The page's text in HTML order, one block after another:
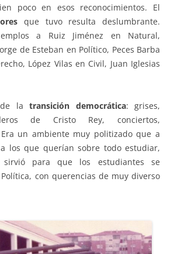
poco en esos reconocimientos. El
que tuvo resulta deslumbrante.
a Ruiz Jiménez en Natural,
de Esteban en Político, Peces Barba
López Vilas en Civil, Juan Iglesias
la transición democrática: grises,
de Cristo Rey, conciertos,
un ambiente muy politizado que a
los que querían sobre todo estudiar,
sirvió para que los estudiantes se
con querencias de muy diverso